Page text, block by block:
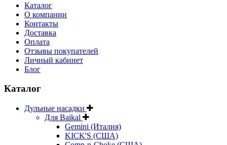
Каталог
О компании
Контакты
Доставка
Оплата
Отзывы покупателей
Личный кабинет
Блог
Каталог
Дульные насадки
Для Baikal
Gemini (Италия)
KICK'S (США)